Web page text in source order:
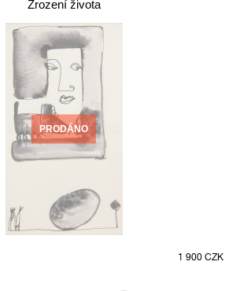
Zrození života
PRODÁNO
1 900 CZK